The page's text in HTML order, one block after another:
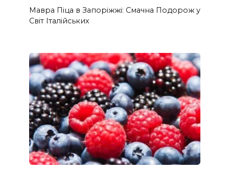
Мавра Піца в Запоріжжі: Смачна Подорож у
Світ Італійських